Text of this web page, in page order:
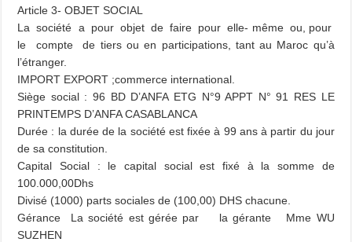
Article 3- OBJET SOCIAL
La société a pour objet de faire pour elle- même ou, pour
le compte de tiers ou en participations, tant au Maroc qu’à
l’étranger.
IMPORT EXPORT ;commerce international.
Siège social : 96 BD D’ANFA ETG N°9 APPT N° 91 RES LE
PRINTEMPS D’ANFA CASABLANCA
Durée : la durée de la société est fixée à 99 ans à partir du jour
de sa constitution.
Capital Social : le capital social est fixé à la somme de
100.000,00Dhs
Divisé (1000) parts sociales de (100,00) DHS chacune.
Gérance La société est gérée par la gérante Mme WU
SUZHEN